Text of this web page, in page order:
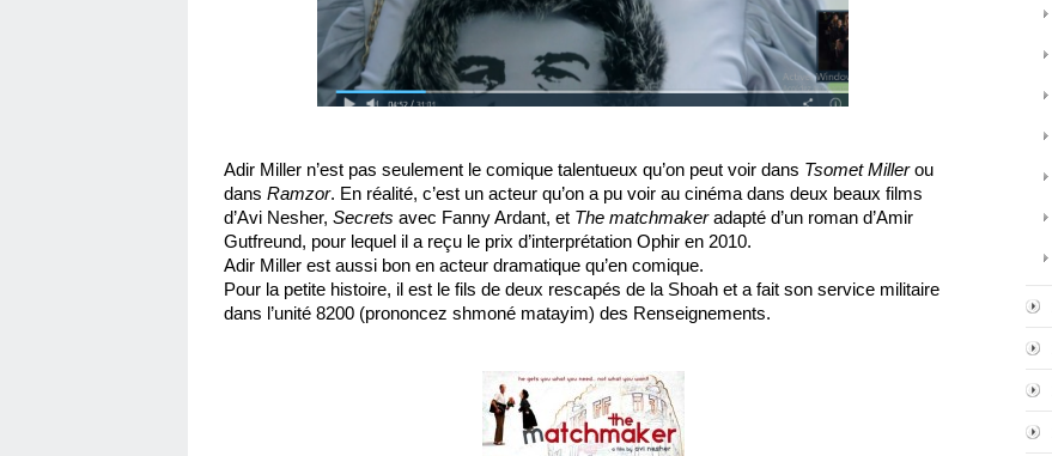
Adir Miller n’est pas seulement le comique talentueux qu’on peut voir dans Tsomet Miller ou
dans Ramzor. En réalité, c’est un acteur qu’on a pu voir au cinéma dans deux beaux films
d’Avi Nesher, Secrets avec Fanny Ardant, et The matchmaker adapté d’un roman d’Amir
Gutfreund, pour lequel il a reçu le prix d’interprétation Ophir en 2010.
Adir Miller est aussi bon en acteur dramatique qu’en comique.
Pour la petite histoire, il est le fils de deux rescapés de la Shoah et a fait son service militaire
dans l’unité 8200 (prononcez shmoné matayim) des Renseignements.